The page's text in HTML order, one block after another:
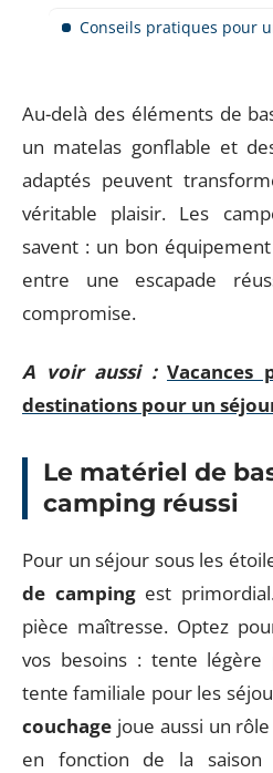
Conseils pratiques pour
Au-delà des éléments de
un matelas gonflable et
adaptés peuvent
véritable plaisir. Les
savent : un bon
entre une escapade
compromise.
A voir aussi : Vacances
destinations pour un
Le matériel de
camping réussi
Pour un séjour sous les
de campingest
pièce maîtresse. Optez
vos besoins : tente légère
tente familiale pour les
couchage joue aussi un
en fonction de la saison